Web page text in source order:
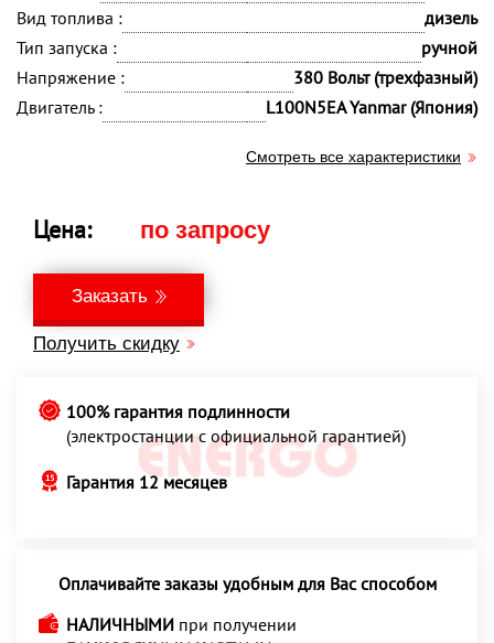
Вид топлива :
дизель
Тип запуска :
ручной
Напряжение :
380 Вольт (трехфазный)
Двигатель :
L100N5EA Yanmar (Япония)
Смотреть все характеристики
Цена: по запросу
Заказать
Получить скидку
100% гарантия подлинности
(электростанции с официальной гарантией)
Гарантия 12 месяцев
Оплачивайте заказы удобным для Вас способом
НАЛИЧНЫМИ при получении